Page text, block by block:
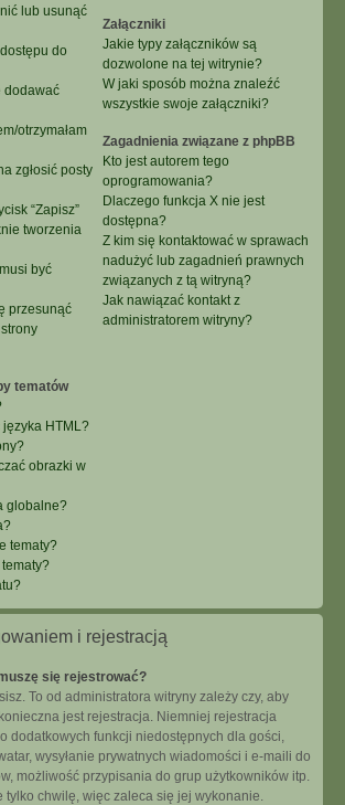
lub usunąć
do
dodawać
otrzymałam
zgłosić posty
“Zapisz”
tworzenia
być
przesunąć
tematów
HTML?
obrazki w
globalne?
tematy?
Załączniki
Jakie typy załączników są
dozwolone na tej witrynie?
W jaki sposób można znaleźć
wszystkie swoje załączniki?
Zagadnienia związane z phpBB
Kto jest autorem tego
oprogramowania?
Dlaczego funkcja X nie jest
dostępna?
Z kim się kontaktować w sprawach
nadużyć lub zagadnień prawnych
związanych z tą witryną?
Jak nawiązać kontakt z
administratorem witryny?
i rejestracją
się rejestrować?
To od administratora witryny zależy czy, aby
jest rejestracja. Niemniej rejestracja
dodatkowych funkcji niedostępnych dla gości,
wysyłanie prywatnych wiadomości i e-maili do
możliwość przypisania do grup użytkowników itp.
tylko chwilę, więc zaleca się jej wykonanie.